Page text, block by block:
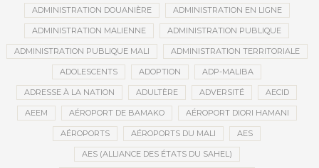
ADMINISTRATION DOUANIÈRE ADMINISTRATION EN LIGNE
ADMINISTRATION MALIENNE ADMINISTRATION PUBLIQUE
ADMINISTRATION PUBLIQUE MALI ADMINISTRATION TERRITORIALE
ADOLESCENTS ADOPTION ADP-MALIBA
ADRESSE À LA NATION ADULTÈRE ADVERSITÉ AECID
AEEM AÉROPORT DE BAMAKO AÉROPORT DIORI HAMANI
AÉROPORTS AÉROPORTS DU MALI AES
AES (ALLIANCE DES ÉTATS DU SAHEL)